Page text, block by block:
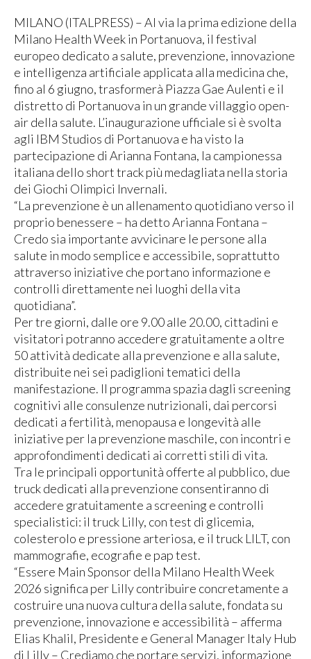
MILANO (ITALPRESS) – Al via la prima edizione della
Milano Health Week in Portanuova, il festival
europeo dedicato a salute, prevenzione, innovazione
e intelligenza artificiale applicata alla medicina che,
fino al 6 giugno, trasformerà Piazza Gae Aulenti e il
distretto di Portanuova in un grande villaggio open-
air della salute. L’inaugurazione ufficiale si è svolta
agli IBM Studios di Portanuova e ha visto la
partecipazione di Arianna Fontana, la campionessa
italiana dello short track più medagliata nella storia
dei Giochi Olimpici Invernali.
“La prevenzione è un allenamento quotidiano verso il
proprio benessere – ha detto Arianna Fontana –
Credo sia importante avvicinare le persone alla
salute in modo semplice e accessibile, soprattutto
attraverso iniziative che portano informazione e
controlli direttamente nei luoghi della vita
quotidiana”.
Per tre giorni, dalle ore 9.00 alle 20.00, cittadini e
visitatori potranno accedere gratuitamente a oltre
50 attività dedicate alla prevenzione e alla salute,
distribuite nei sei padiglioni tematici della
manifestazione. Il programma spazia dagli screening
cognitivi alle consulenze nutrizionali, dai percorsi
dedicati a fertilità, menopausa e longevità alle
iniziative per la prevenzione maschile, con incontri e
approfondimenti dedicati ai corretti stili di vita.
Tra le principali opportunità offerte al pubblico, due
truck dedicati alla prevenzione consentiranno di
accedere gratuitamente a screening e controlli
specialistici: il truck Lilly, con test di glicemia,
colesterolo e pressione arteriosa, e il truck LILT, con
mammografie, ecografie e pap test.
“Essere Main Sponsor della Milano Health Week
2026 significa per Lilly contribuire concretamente a
costruire una nuova cultura della salute, fondata su
prevenzione, innovazione e accessibilità – afferma
Elias Khalil, Presidente e General Manager Italy Hub
di Lilly – Crediamo che portare servizi, informazione